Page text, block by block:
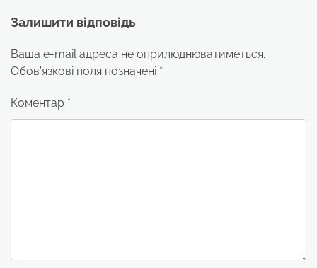
Залишити відповідь
Ваша e-mail адреса не оприлюднюватиметься.
Обов’язкові поля позначені *
Коментар *